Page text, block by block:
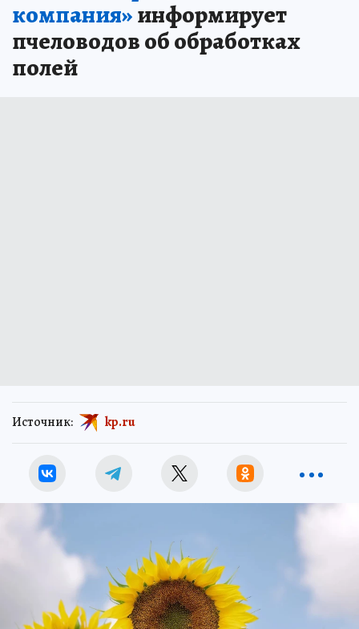
«Калининградская мясная
компания»информирует
пчеловодов об обработках